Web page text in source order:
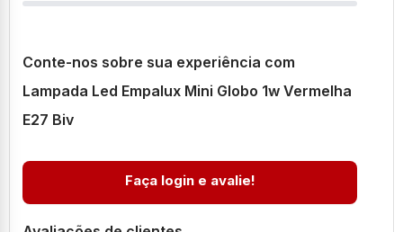
Conte-nos sobre sua experiência com
Lampada Led Empalux Mini Globo 1w Vermelha
E27 Biv
Faça login e avalie!